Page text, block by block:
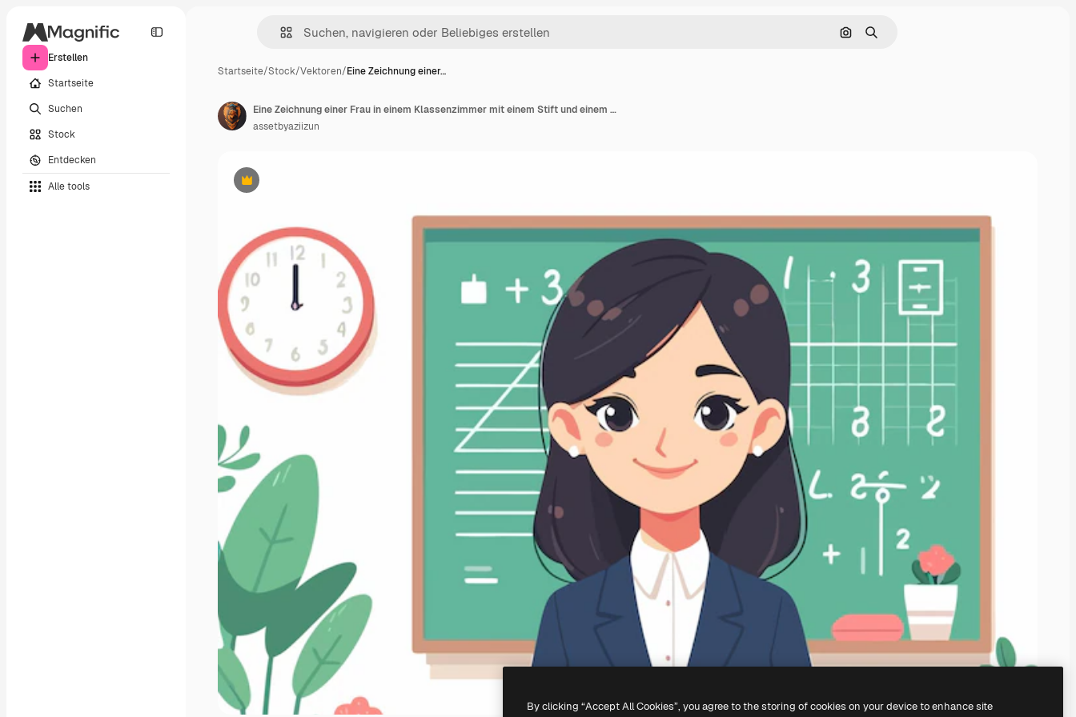
Erstellen
Startseite
Suchen
Stock
Entdecken
Alle tools
Nach Bild suchen
Suchen
Startseite/Stock/Vektoren/Eine Zeichnung einer…
Premium
Eine Zeichnung einer Frau in einem Klassenzimmer mit einem Stift und einem Buch mit der Nummer 1 darauf
assetbyaziizun
By clicking “Accept All Cookies”, you agree to the storing of cookies on your device to enhance site